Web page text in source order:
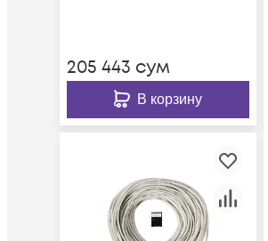
205 443 сум
В корзину